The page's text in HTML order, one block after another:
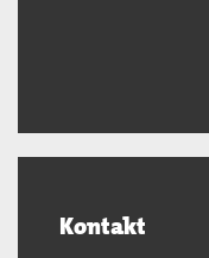
Kontakt